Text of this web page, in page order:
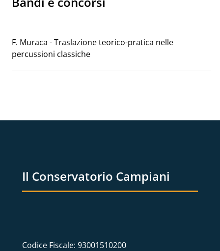
F. Muraca - Traslazione teorico-pratica nelle
percussioni classiche
Il Conservatorio Campiani
Codice Fiscale: 93001510200